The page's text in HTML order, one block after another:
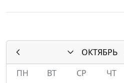
ОКТЯБРЬ
ПН
ВТ СР ЧТ